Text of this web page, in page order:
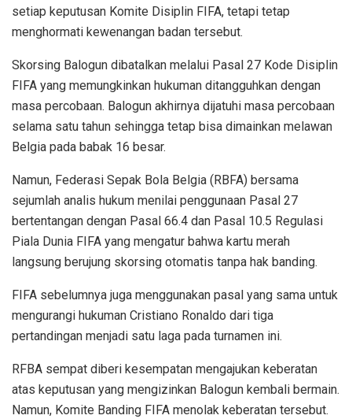
setiap keputusan Komite Disiplin FIFA, tetapi tetap
menghormati kewenangan badan tersebut.
Skorsing Balogun dibatalkan melalui Pasal 27 Kode Disiplin
FIFA yang memungkinkan hukuman ditangguhkan dengan
masa percobaan. Balogun akhirnya dijatuhi masa percobaan
selama satu tahun sehingga tetap bisa dimainkan melawan
Belgia pada babak 16 besar.
Namun, Federasi Sepak Bola Belgia (RBFA) bersama
sejumlah analis hukum menilai penggunaan Pasal 27
bertentangan dengan Pasal 66.4 dan Pasal 10.5 Regulasi
Piala Dunia FIFA yang mengatur bahwa kartu merah
langsung berujung skorsing otomatis tanpa hak banding.
FIFA sebelumnya juga menggunakan pasal yang sama untuk
mengurangi hukuman Cristiano Ronaldo dari tiga
pertandingan menjadi satu laga pada turnamen ini.
RFBA sempat diberi kesempatan mengajukan keberatan
atas keputusan yang mengizinkan Balogun kembali bermain.
Namun, Komite Banding FIFA menolak keberatan tersebut.